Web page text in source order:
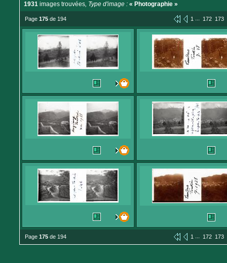
1931 images trouvées, Type d'image : « Photographie »
Page 175 de 194 1 ... 172 173
Page 175 de 194 1 ... 172 173